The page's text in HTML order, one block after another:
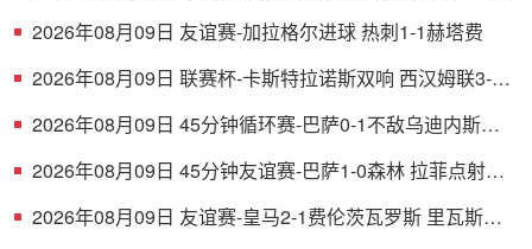
2026年08月09日 友谊赛-加拉格尔进球 热刺1-1赫塔费
2026年08月09日 联赛杯-卡斯特拉诺斯双响 西汉姆联3-1
2026年08月09日 45分钟循环赛-巴萨0-1不敌乌迪内斯无
2026年08月09日 45分钟友谊赛-巴萨1-0森林 拉菲点射费
2026年08月09日 友谊赛-皇马2-1费伦茨瓦罗斯 里瓦斯建